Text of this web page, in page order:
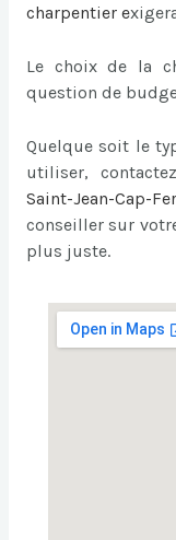
charpentier e
Le choix de la
question de
Quelque soit le
utiliser,
Saint-Jean-Cap-
conseiller sur
plus juste.